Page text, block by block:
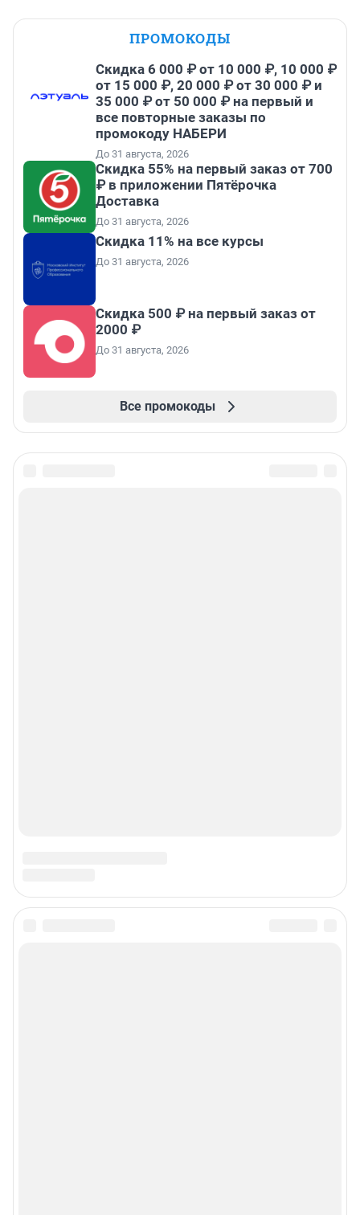
ПРОМОКОДЫ
Скидка 6 000 ₽ от 10 000 ₽, 10 000 ₽
от 15 000 ₽, 20 000 ₽ от 30 000 ₽ и
35 000 ₽ от 50 000 ₽ на первый и
все повторные заказы по
промокоду НАБЕРИ
До 31 августа, 2026
Скидка 55% на первый заказ от 700
₽ в приложении Пятёрочка
Доставка
До 31 августа, 2026
Скидка 11% на все курсы
До 31 августа, 2026
Скидка 500 ₽ на первый заказ от
2000 ₽
До 31 августа, 2026
Все промокоды